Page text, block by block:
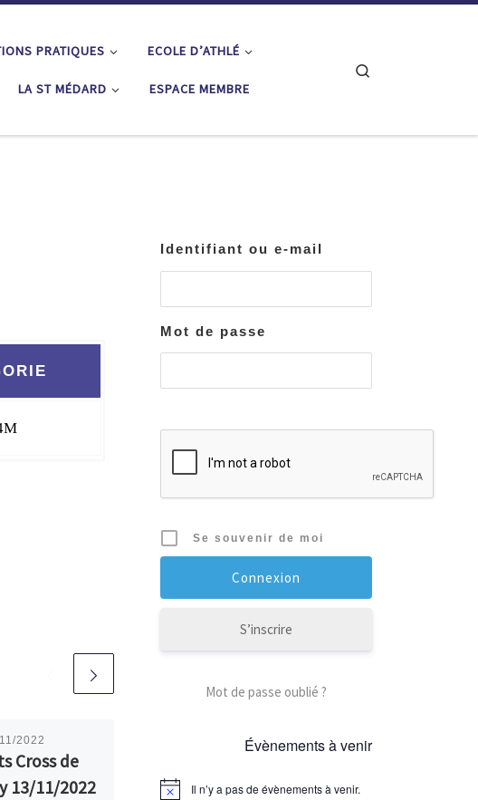
PRATIQUES ECOLE D’ATHLÉ
LA ST MÉDARD ESPACE MEMBRE
2022
Cross de
13/11/2022
Publié 16/11/2015
et la Tortue by Night
Identifiant ou e-mail
Mot de passe
Se souvenir de moi
S’inscrire
Mot de passe oublié ?
Évènements à venir
Il n’y a pas de évènements à venir.